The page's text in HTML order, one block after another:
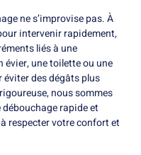
ne s’improvise pas. À
intervenir rapidement,
liés à une
évier, une toilette ou une
des dégâts plus
nous sommes
rapide et
respecter votre confort et